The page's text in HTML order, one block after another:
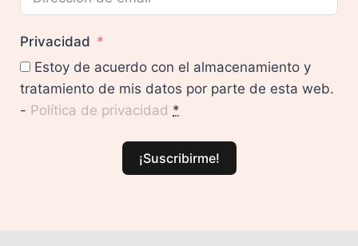
Privacidad
Estoy de acuerdo con el almacenamiento y
tratamiento de mis datos por parte de esta web.
- Política de privacidad *
¡Suscribirme!